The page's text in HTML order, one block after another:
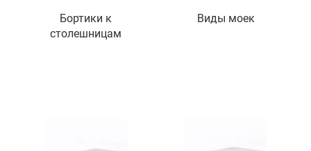
Бортики к
столешницам
Виды моек